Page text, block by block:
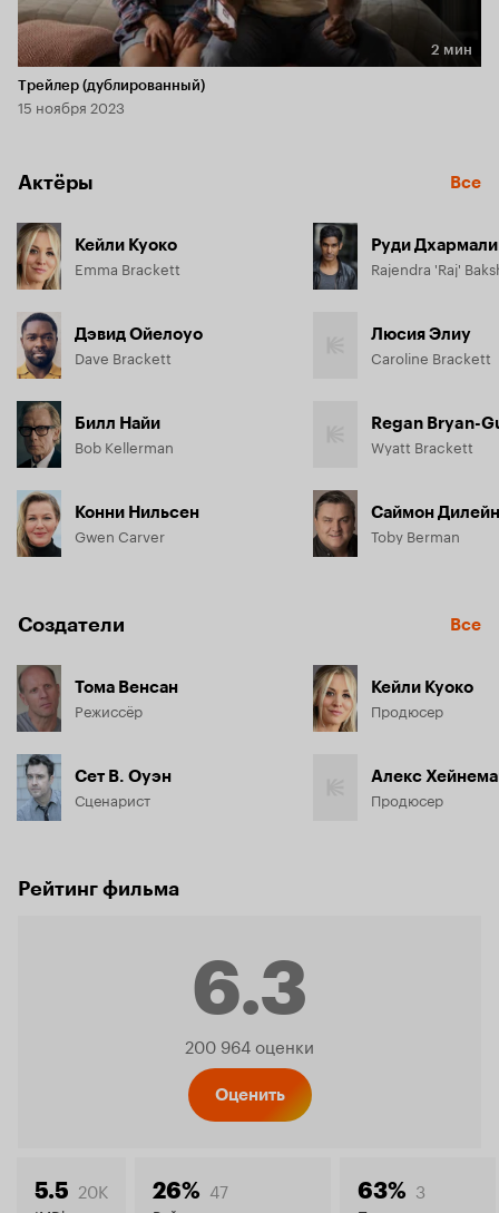
Длительность 2 мин
2 мин
Трейлер (дублированный)
15 ноября 2023
Актёры Все
Кейли Куоко
Emma Brackett
Дэвид Ойелоуо
Dave Brackett
Билл Найи
Bob Kellerman
Конни Нильсен
Gwen Carver
Руди
Rajendra 'Raj'
Люсия Элиу
Caroline Brackett
Regan Bryan-
Wyatt Brackett
Саймон
Toby Berman
Создатели Все
Тома Венсан
Режиссёр
Сет В. Оуэн
Сценарист
Кейли Куоко
Продюсер
Алекс
Продюсер
Рейтинг фильма
6.3
Рейтинг
200 964 оценки
Оценить
5.5 20K 26% 47 63% 3